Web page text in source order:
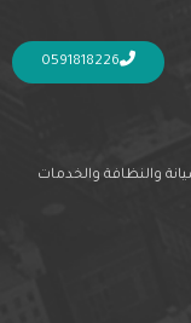
0591818226
It seems we can’t
والنظافة والخدمات